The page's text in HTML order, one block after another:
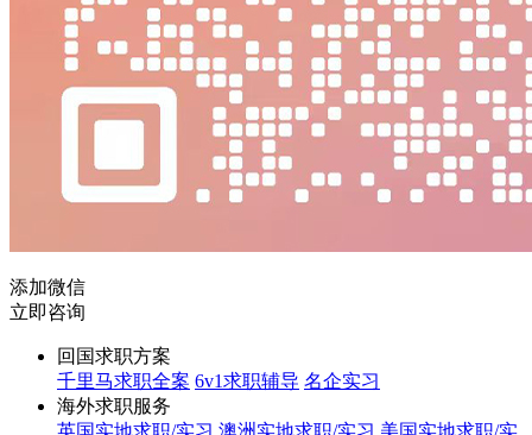
添加微信
立即咨询
回国求职方案
千里马求职全案 6v1求职辅导 名企实习
海外求职服务
英国实地求职/实习 澳洲实地求职/实习 美国实地求职/实